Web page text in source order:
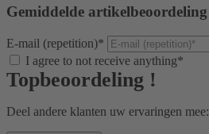
Gemiddelde artikelbeoordeling
E-mail (repetition)*
I agree to not receive anything*
Topbeoordeling !
Deel andere klanten uw ervaringen mee: